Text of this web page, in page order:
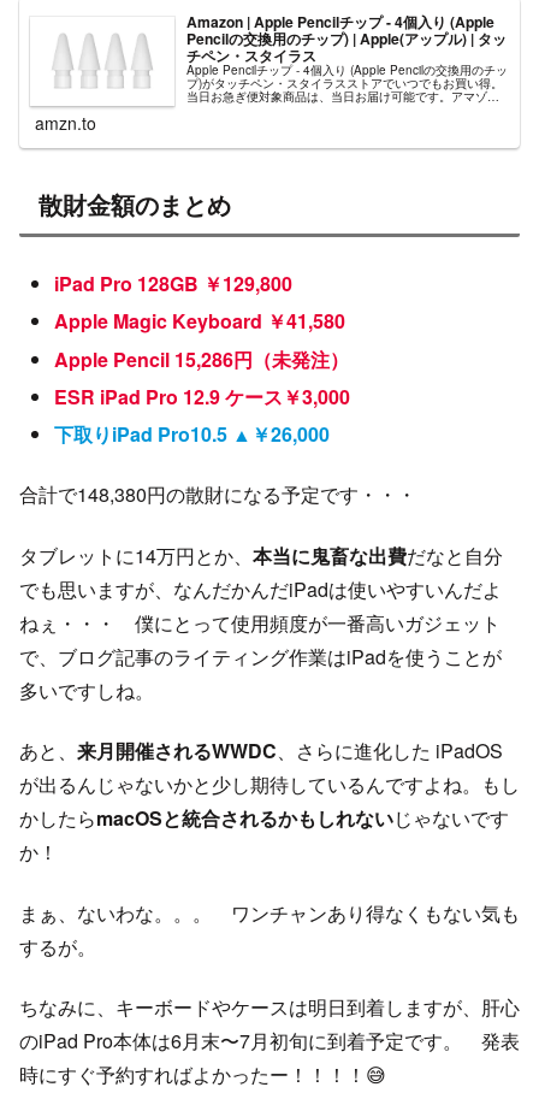
Amazon | Apple Pencilチップ - 4個入り (Apple
Pencilの交換用のチップ) | Apple(アップル) | タッ
チペン・スタイラス
Apple Pencilチップ - 4個入り (Apple Pencilの交換用のチッ
プ)がタッチペン・スタイラスストアでいつでもお買い得。
当日お急ぎ便対象商品は、当日お届け可能です。アマゾン
配送商品は、通常配送無料（一部除く）。
amzn.to
散財金額のまとめ
iPad Pro 128GB ￥129,800
Apple Magic Keyboard ￥41,580
Apple Pencil 15,286円（未発注）
ESR iPad Pro 12.9 ケース￥3,000
下取りiPad Pro10.5 ▲￥26,000
合計で148,380円の散財になる予定です・・・
タブレットに14万円とか、 本当に鬼畜な出費だなと自分
でも思いますが、なんだかんだiPadは使いやすいんだよ
ねぇ・・・ 僕にとって使用頻度が一番高いガジェット
で、ブログ記事のライティング作業はiPadを使うことが
多いですしね。
あと、 来月開催されるWWDC、さらに進化した iPadOS
が出るんじゃないかと少し期待しているんですよね。もし
かしたらmacOSと統合されるかもしれないじゃないです
か！
まぁ、ないわな。。。 ワンチャンあり得なくもない気も
するが。
ちなみに、キーボードやケースは明日到着しますが、肝心
のiPad Pro本体は6月末〜7月初旬に到着予定です。 発表
時にすぐ予約すればよかったー！！！！😅